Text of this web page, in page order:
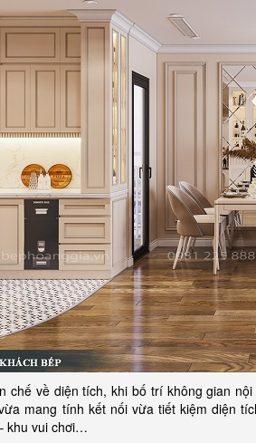
chế về diện tích, khi bố trí không gian
mang tính kết nối vừa tiết kiệm diện
khu vui chơi…